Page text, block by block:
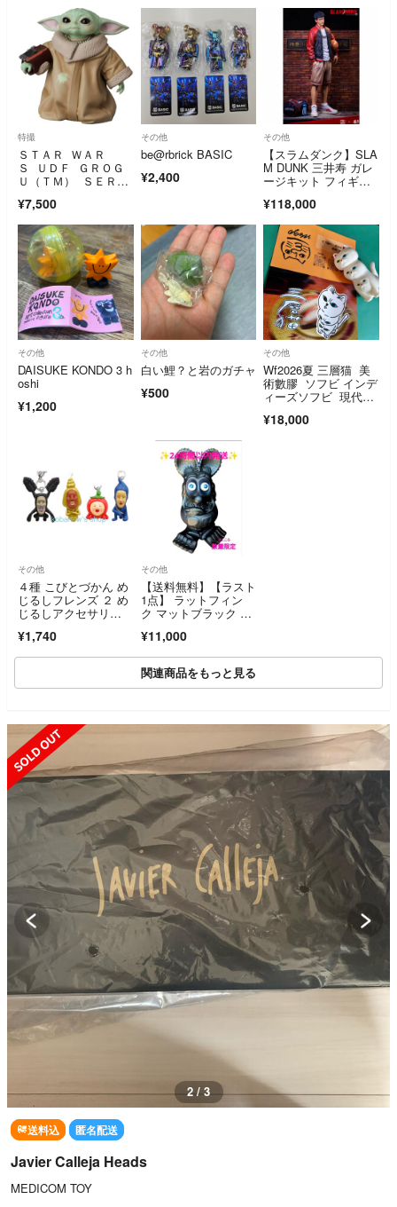
特撮
ＳＴＡＲ ＷＡＲ
Ｓ ＵＤＦ ＧＲＯＧ
Ｕ（ＴＭ） ＳＥＲＩ
ｌｅｔ
¥7,500
その他
be@rbrick BASIC
¥2,400
その他
【スラムダンク】SLA
M DUNK 三井寿 ガレ
ージキット フィギュ
¥118,000
その他
DAISUKE KONDO 3 h
oshi
¥1,200
その他
白い鯉？と岩のガチャ
¥500
その他
Wf2026夏 三層猫 美
術數膠 ソフビ インデ
ィーズソフビ 現代ア
¥18,000
その他
４種 こびとづかん め
じるしフレンズ ２ め
じるしアクセサリ
ガチャ
¥1,740
その他
【送料無料】【ラスト
1点】 ラットフィン
ク マットブラック フ
¥11,000
関連商品をもっと見る
2 / 3
送料込 匿名配送
Javier Calleja Heads
MEDICOM TOY